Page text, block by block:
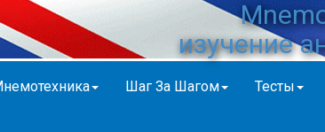
изучение
Шаг За Шагом Тесты